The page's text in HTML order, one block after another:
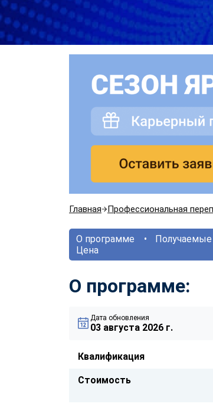
Главная Профессиональная
О программе
Цена
О программе:
Дата обновления
03 августа 2026 г.
Квалификация
Стоимость